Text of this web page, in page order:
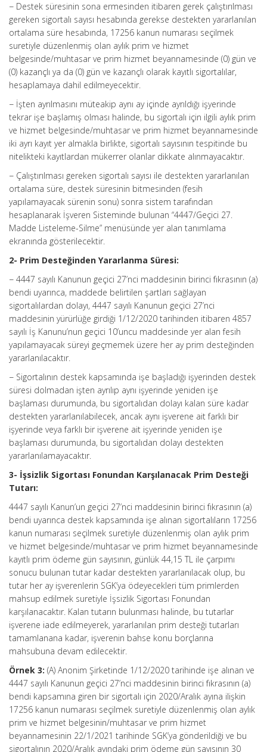
− Destek süresinin sona ermesinden itibaren gerek çalıştırılması
gereken sigortalı sayısı hesabında gerekse destekten yararlanılan
ortalama süre hesabında, 17256 kanun numarası seçilmek
suretiyle düzenlenmiş olan aylık prim ve hizmet
belgesinde/muhtasar ve prim hizmet beyannamesinde (0) gün ve
(0) kazançlı ya da (0) gün ve kazançlı olarak kayıtlı sigortalılar,
hesaplamaya dahil edilmeyecektir.
− İşten ayrılmasını müteakip aynı ay içinde ayrıldığı işyerinde
tekrar işe başlamış olması halinde, bu sigortalı için ilgili aylık prim
ve hizmet belgesinde/muhtasar ve prim hizmet beyannamesinde
iki ayrı kayıt yer almakla birlikte, sigortalı sayısının tespitinde bu
nitelikteki kayıtlardan mükerrer olanlar dikkate alınmayacaktır.
− Çalıştırılması gereken sigortalı sayısı ile destekten yararlanılan
ortalama süre, destek süresinin bitmesinden (fesih
yapılamayacak sürenin sonu) sonra sistem tarafından
hesaplanarak İşveren Sisteminde bulunan “4447/Geçici 27.
Madde Listeleme-Silme” menüsünde yer alan tanımlama
ekranında gösterilecektir.
2- Prim Desteğinden Yararlanma Süresi:
− 4447 sayılı Kanunun geçici 27’nci maddesinin birinci fıkrasının (a)
bendi uyarınca, maddede belirtilen şartları sağlayan
sigortalılardan dolayı, 4447 sayılı Kanunun geçici 27’nci
maddesinin yürürlüğe girdiği 1/12/2020 tarihinden itibaren 4857
sayılı İş Kanunu’nun geçici 10’uncu maddesinde yer alan fesih
yapılamayacak süreyi geçmemek üzere her ay prim desteğinden
yararlanılacaktır.
− Sigortalının destek kapsamında işe başladığı işyerinden destek
süresi dolmadan işten ayrılıp aynı işyerinde yeniden işe
başlaması durumunda, bu sigortalıdan dolayı kalan süre kadar
destekten yararlanılabilecek, ancak aynı işverene ait farklı bir
işyerinde veya farklı bir işverene ait işyerinde yeniden işe
başlaması durumunda, bu sigortalıdan dolayı destekten
yararlanılamayacaktır.
3- İşsizlik Sigortası Fonundan Karşılanacak Prim Desteği
Tutarı:
4447 sayılı Kanun’un geçici 27’nci maddesinin birinci fıkrasının (a)
bendi uyarınca destek kapsamında işe alınan sigortalıların 17256
kanun numarası seçilmek suretiyle düzenlenmiş olan aylık prim
ve hizmet belgesinde/muhtasar ve prim hizmet beyannamesinde
kayıtlı prim ödeme gün sayısının, günlük 44,15 TL ile çarpımı
sonucu bulunan tutar kadar destekten yararlanılacak olup, bu
tutar her ay işverenlerin SGK’ya ödeyecekleri tüm primlerden
mahsup edilmek suretiyle İşsizlik Sigortası Fonundan
karşılanacaktır. Kalan tutarın bulunması halinde, bu tutarlar
işverene iade edilmeyerek, yararlanılan prim desteği tutarları
tamamlanana kadar, işverenin bahse konu borçlarına
mahsubuna devam edilecektir.
Örnek 3: (A) Anonim Şirketinde 1/12/2020 tarihinde işe alınan ve
4447 sayılı Kanunun geçici 27’nci maddesinin birinci fıkrasının (a)
bendi kapsamına giren bir sigortalı için 2020/Aralık ayına ilişkin
17256 kanun numarası seçilmek suretiyle düzenlenmiş olan aylık
prim ve hizmet belgesinin/muhtasar ve prim hizmet
beyannamesinin 22/1/2021 tarihinde SGK’ya gönderildiği ve bu
sigortalının 2020/Aralık ayındaki prim ödeme gün sayısının 30